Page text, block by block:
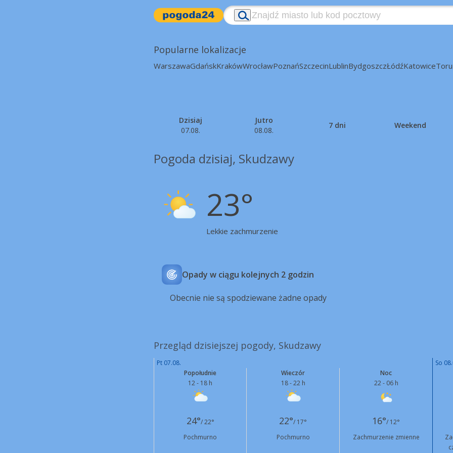
Popularne lokalizacje
WarszawaGdańskKrakówWrocławPoznańSzczecinLublinBydgoszczŁódźKatowice
Dzisiaj
07.08.
Jutro
08.08.
7 dni Weekend
Pogoda dzisiaj, Skudzawy
23°
Lekkie zachmurzenie
Opady w ciągu kolejnych 2 godzin
Obecnie nie są spodziewane żadne opady
Przegląd dzisiejszej pogody, Skudzawy
Pt 07.08.
So
Popołudnie
12 - 18 h
Wieczór
18 - 22 h
Noc
22 - 06 h
24°/ 22° 22°/ 17° 16°/ 12°
Pochmurno
Pochmurno Zachmurzenie zmienne